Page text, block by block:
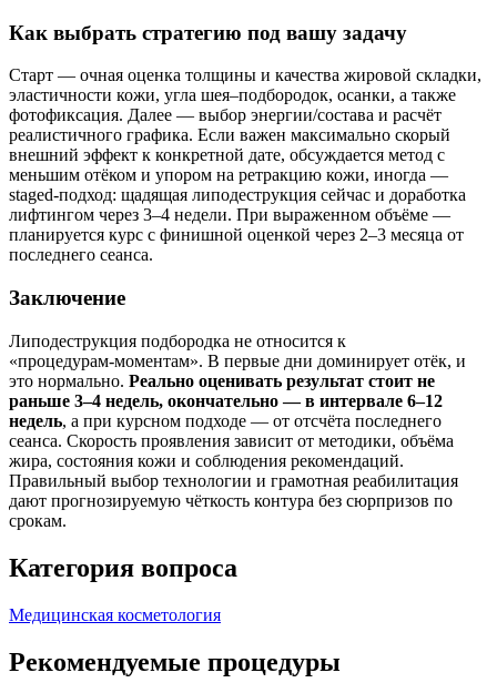
Как выбрать стратегию под вашу задачу
Старт — очная оценка толщины и качества жировой складки,
эластичности кожи, угла шея–подбородок, осанки, а также
фотофиксация. Далее — выбор энергии/состава и расчёт
реалистичного графика. Если важен максимально скорый
внешний эффект к конкретной дате, обсуждается метод с
меньшим отёком и упором на ретракцию кожи, иногда —
staged‑подход: щадящая липодеструкция сейчас и доработка
лифтингом через 3–4 недели. При выраженном объёме —
планируется курс с финишной оценкой через 2–3 месяца от
последнего сеанса.
Заключение
Липодеструкция подбородка не относится к
«процедурам‑моментам». В первые дни доминирует отёк, и
это нормально. Реально оценивать результат стоит не
раньше 3–4 недель, окончательно — в интервале 6–12
недель, а при курсном подходе — от отсчёта последнего
сеанса. Скорость проявления зависит от методики, объёма
жира, состояния кожи и соблюдения рекомендаций.
Правильный выбор технологии и грамотная реабилитация
дают прогнозируемую чёткость контура без сюрпризов по
срокам.
Категория вопроса
Медицинская косметология
Рекомендуемые процедуры